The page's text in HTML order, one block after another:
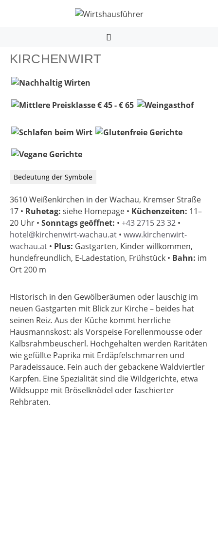
KIRCHENWIRT
Bedeutung der Symbole
3610 Weißenkirchen in der Wachau, Kremser Straße
17 • Ruhetag: siehe Homepage • Küchenzeiten: 11–
20 Uhr • Sonntags geöffnet: • +43 2715 23 32 •
hotel@kirchenwirt-wachau.at • www.kirchenwirt-
wachau.at • Plus: Gastgarten, Kinder willkommen,
hundefreundlich, E-Ladestation, Frühstück • Bahn: im
Ort 200 m
Historisch in den Gewölberäumen oder lauschig im
neuen Gastgarten mit Blick zur Kirche – beides hat
seinen Reiz. Aus der Küche kommt herrliche
Hausmannskost: als Vorspeise Forellenmousse oder
Kalbsrahmbeuscherl. Hochgehalten werden Raritäten
wie gefüllte Paprika mit Erdäpfelschmarren und
Paradeissauce. Fein auch der gebackene Waldviertler
Karpfen. Eine Spezialität sind die Wildgerichte, etwa
Wildsuppe mit Bröselknödel oder faschierter
Rehbraten.